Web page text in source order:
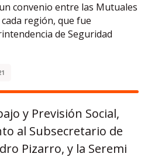
convenio entre las Mutuales
región, que fue
de Seguridad
y Previsión Social,
al Subsecretario de
Pizarro, y la Seremi